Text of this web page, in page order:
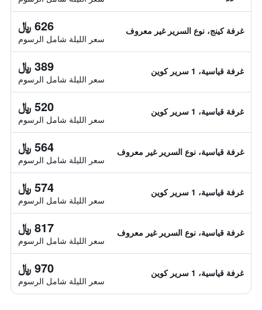
غرفة كينج، نوع السرير غير معروف 626 ﷼
سعر الليلة شامل الرسوم
غرفة قياسية، 1 سرير كوين 389 ﷼
سعر الليلة شامل الرسوم
غرفة قياسية، 1 سرير كوين 520 ﷼
سعر الليلة شامل الرسوم
غرفة قياسية، نوع السرير غير معروف 564 ﷼
سعر الليلة شامل الرسوم
غرفة قياسية، 1 سرير كوين 574 ﷼
سعر الليلة شامل الرسوم
غرفة قياسية، نوع السرير غير معروف 817 ﷼
سعر الليلة شامل الرسوم
غرفة قياسية، 1 سرير كوين 970 ﷼
سعر الليلة شامل الرسوم